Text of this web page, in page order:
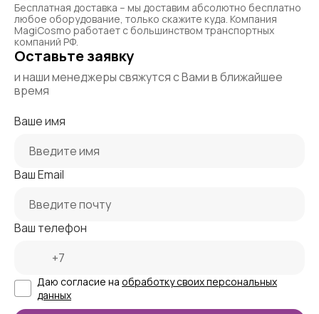
Бесплатная доставка – мы доставим абсолютно бесплатно
любое оборудование, только скажите куда. Компания
MagiCosmo работает с большинством транспортных
компаний РФ.
Оставьте заявку
и наши менеджеры свяжутся с Вами в ближайшее
время
Ваше имя
Ваш Email
Ваш телефон
Даю согласие на обработку своих персональных
данных